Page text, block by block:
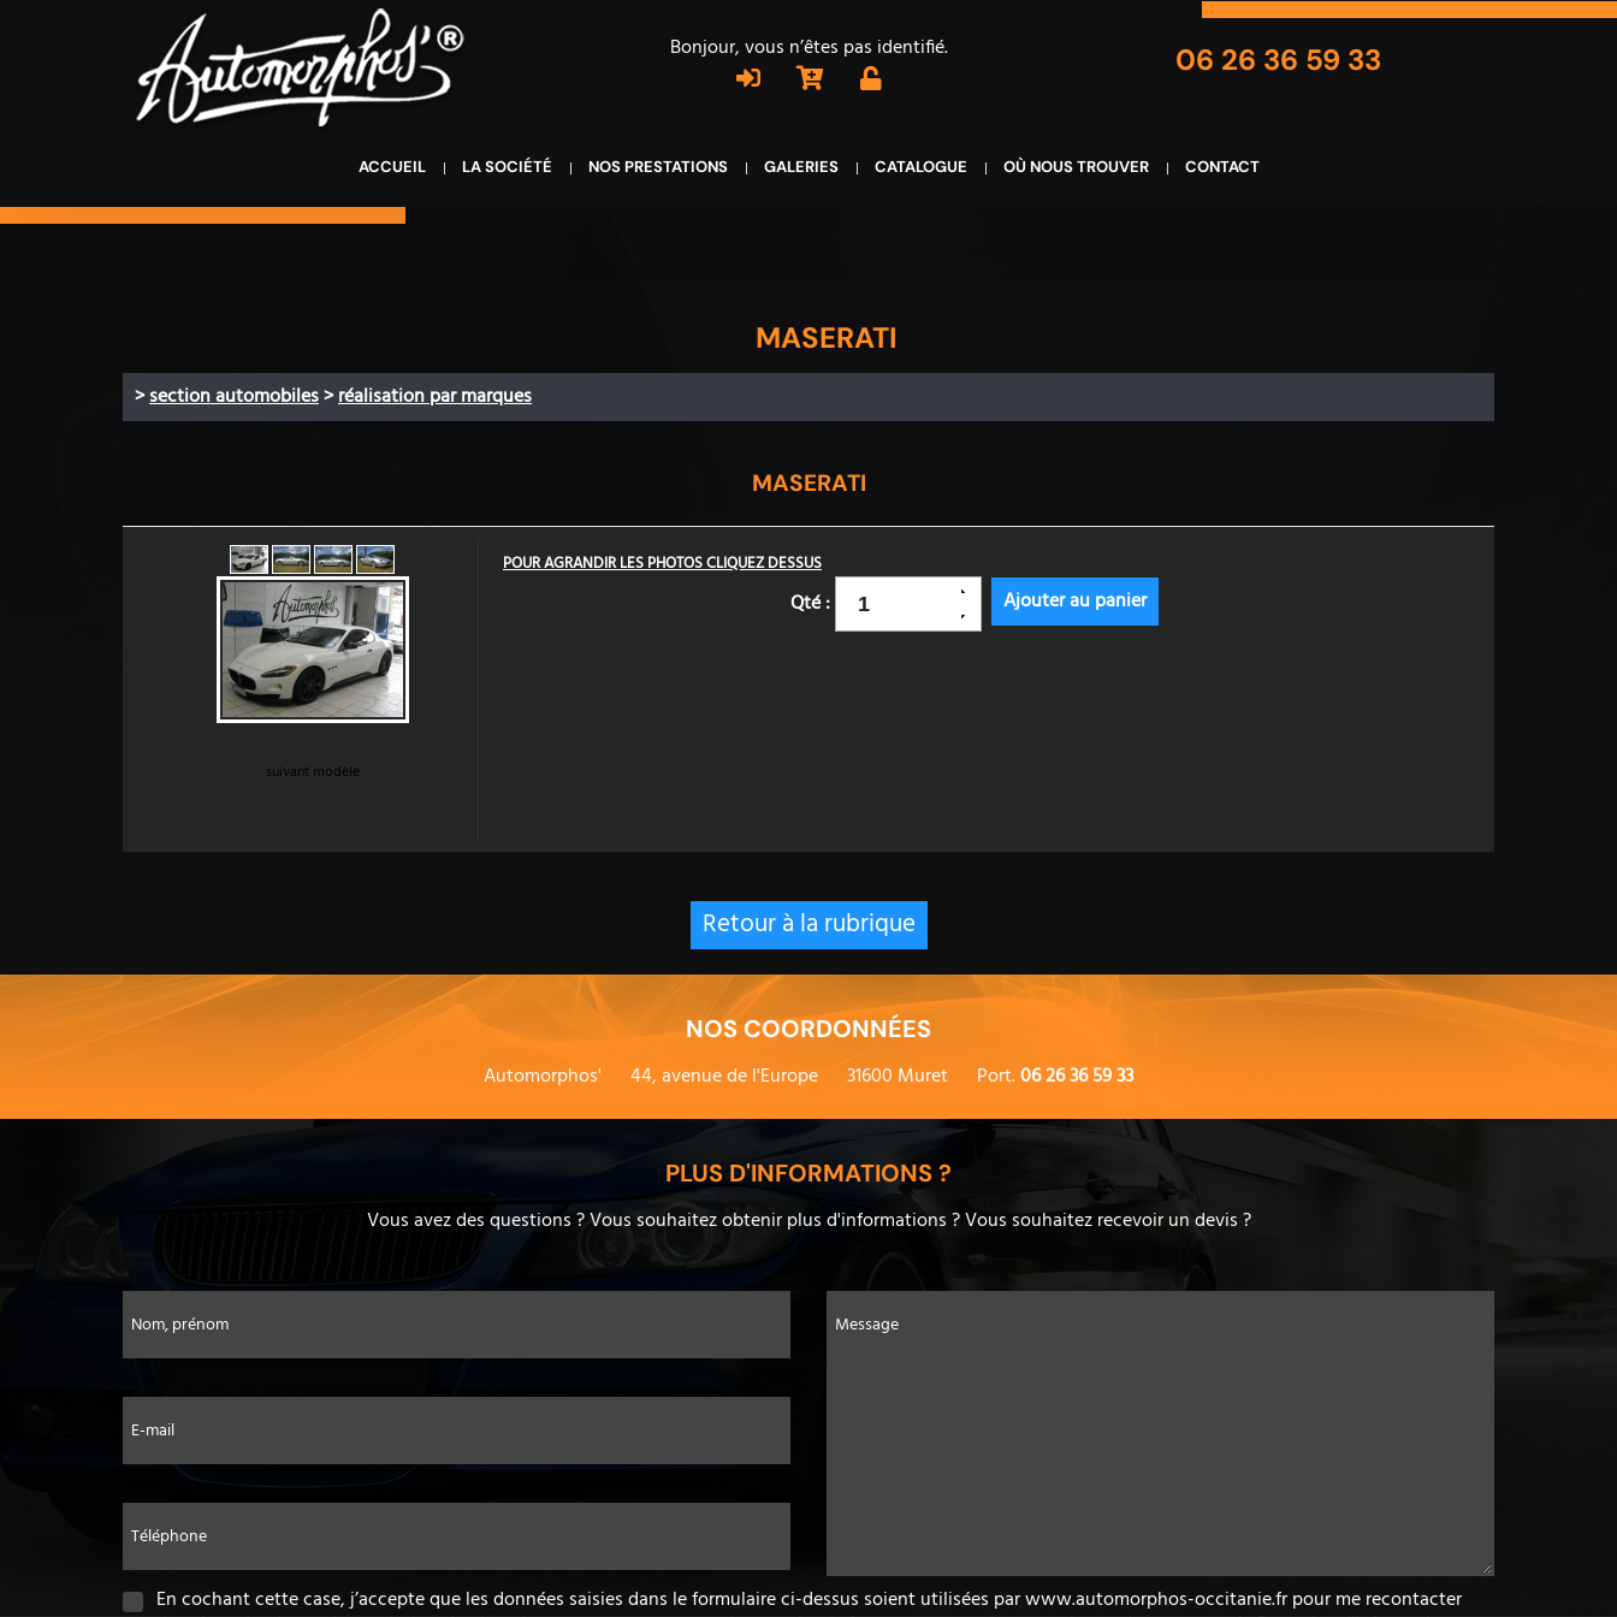
Bonjour, vous n’êtes pas identifié. 06 26 36 59 33
ACCUEIL LA SOCIÉTÉ NOS PRESTATIONS GALERIES CATALOGUE OÙ NOUS TROUVER CONTACT
MASERATI
>section automobiles>réalisation par marques
MASERATI
suivant modèle
POUR AGRANDIR LES PHOTOS CLIQUEZ DESSUS
Qté :
Retour à la rubrique
NOS COORDONNÉES
Automorphos'
44, avenue de l'Europe 31600 Muret Port.06 26 36 59 33
PLUS D'INFORMATIONS ?
Vous avez des questions ? Vous souhaitez obtenir plus d'informations ? Vous souhaitez recevoir un devis ?
Nom, prénom
E-mail
Téléphone
Message
En cochant cette case, j’accepte que les données saisies dans le formulaire ci-dessus soient utilisées par www.automorphos-occitanie.fr pour me recontacter